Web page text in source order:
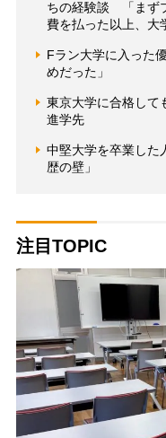
ちの経験談 「まず
費を払った以上、大
Fラン大学に入った
めだった」
東京大学に合格して
進学先
中堅大学を卒業した
歴の壁」
注目TOPIC